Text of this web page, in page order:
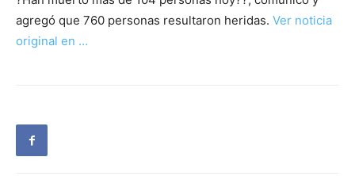
agregó que 760 personas resultaron heridas. Ver noticia
original en …